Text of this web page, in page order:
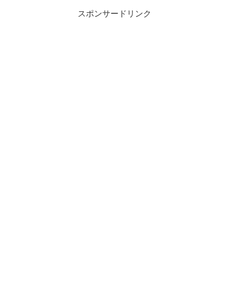
スポンサードリンク